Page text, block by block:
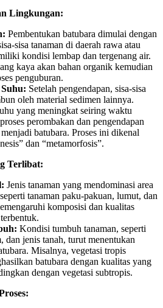
Lingkungan:
Pembentukan batubara dimulai dengan
sisa tanaman di daerah rawa atau
kondisi lembap dan tergenang air.
kaya akan bahan organik kemudian
penguburan.
Setelah pengendapan, sisa-sisa
oleh material sedimen lainnya.
yang meningkat seiring waktu
perombakan dan pengendapan
batubara. Proses ini dikenal
dan “metamorfosis”.
Terlibat:
Jenis tanaman yang mendominasi area
tanaman paku-pakuan, lumut, dan
komposisi dan kualitas
Kondisi tumbuh tanaman, seperti
dan jenis tanah, turut menentukan
Misalnya, vegetasi tropis
batubara dengan kualitas yang
dengan vegetasi subtropis.